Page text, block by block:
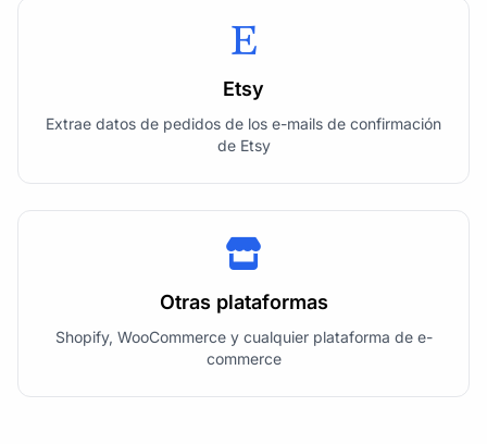
Etsy
Extrae datos de pedidos de los e-mails de confirmación
de Etsy
Otras plataformas
Shopify, WooCommerce y cualquier plataforma de e-
commerce